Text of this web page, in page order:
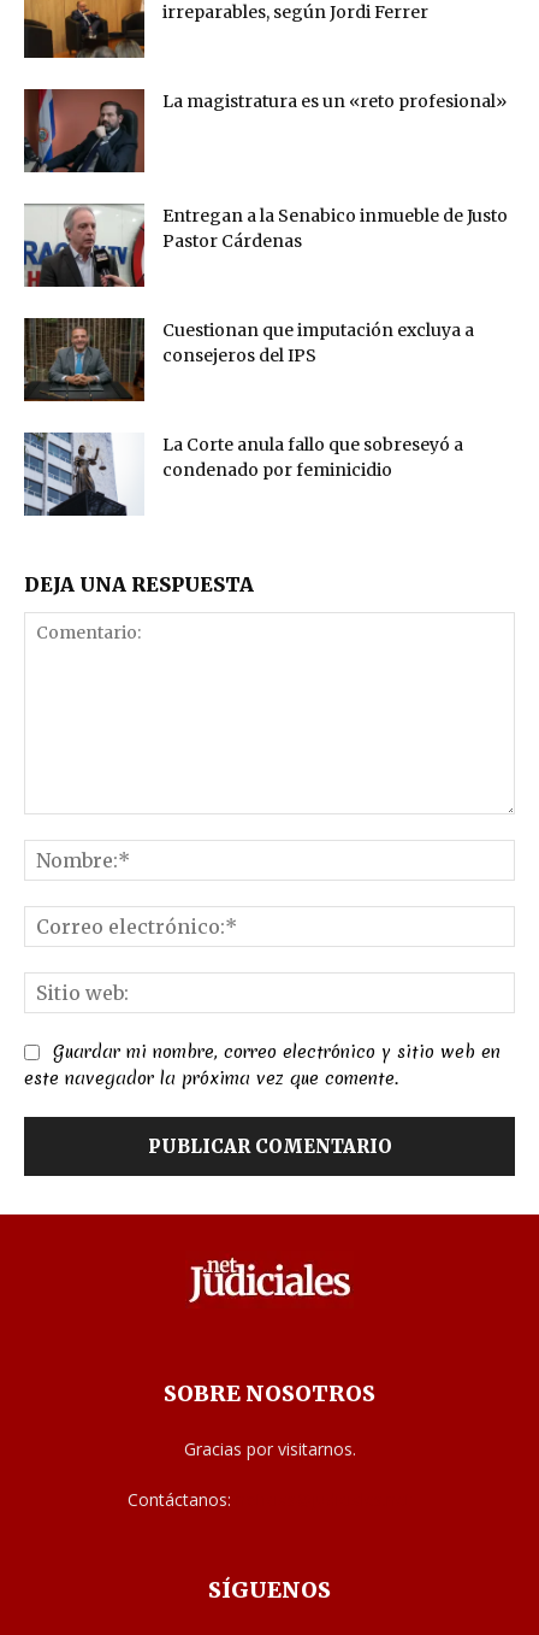
irreparables, según Jordi Ferrer
La magistratura es un «reto profesional»
Entregan a la Senabico inmueble de Justo
Pastor Cárdenas
Cuestionan que imputación excluya a
consejeros del IPS
La Corte anula fallo que sobreseyó a
condenado por feminicidio
DEJA UNA RESPUESTA
Guardar mi nombre, correo electrónico y sitio web en
este navegador la próxima vez que comente.
SOBRE NOSOTROS
Gracias por visitarnos.
Contáctanos:
SÍGUENOS